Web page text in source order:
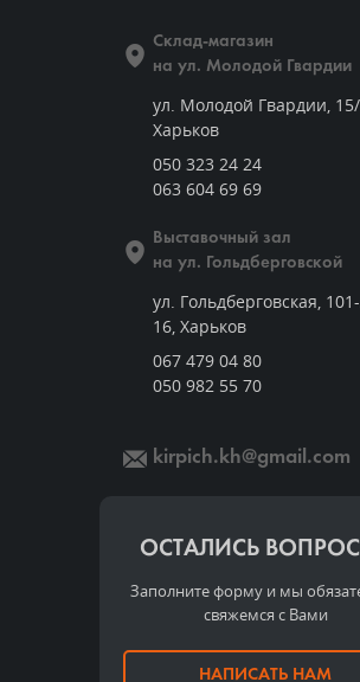
Склад-магазин
на ул. Молодой Гвардии
ул. Молодой Гвардии,
Харьков
050 323 24 24
063 604 69 69
Выставочный зал
на ул. Гольдберговской
ул. Гольдберговская,
16, Харьков
067 479 04 80
050 982 55 70
kirpich.kh@gmail.com
ОСТАЛИСЬ
Заполните форму и мы
свяжемся с Вами
НАПИСАТЬ НАМ